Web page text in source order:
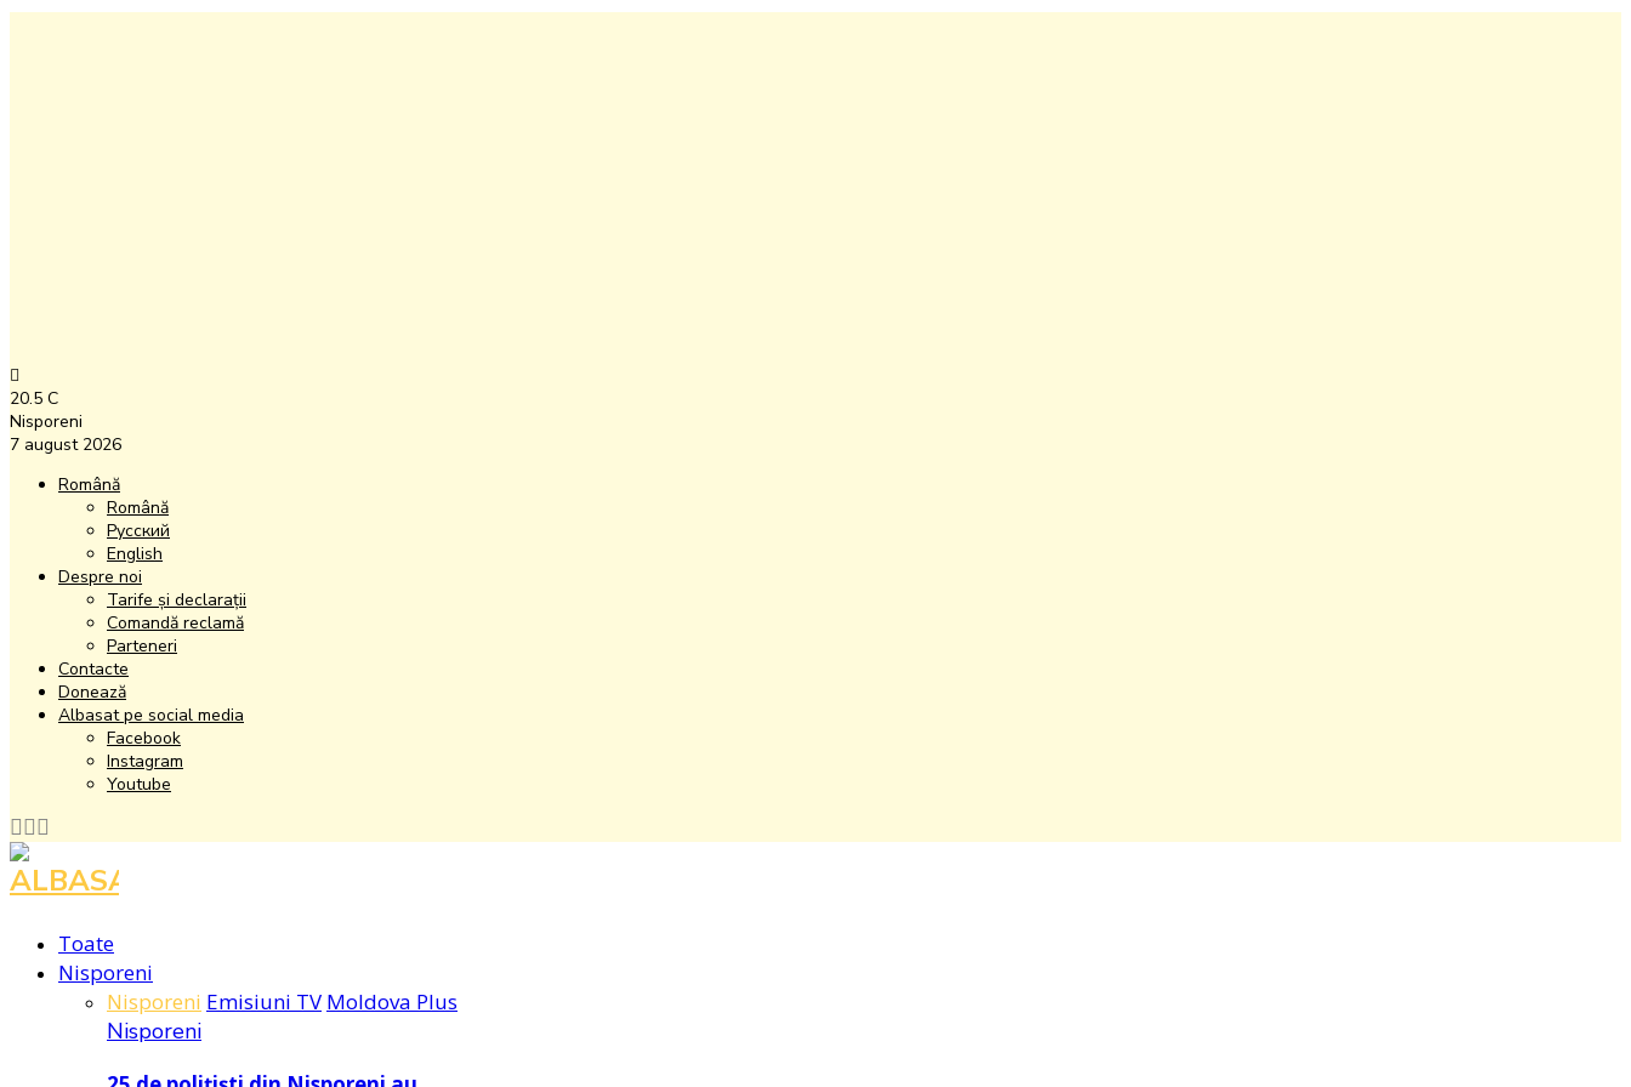
20.5 C
Nisporeni
7 august 2026
Română
Română
Русский
English
Despre noi
Tarife și declarații
Comandă reclamă
Parteneri
Contacte
Donează
Albasat pe social media
Facebook
Instagram
Youtube
Facebook
Instagram
Toate
Nisporeni
Nisporeni Emisiuni TV Moldova Plus
Nisporeni